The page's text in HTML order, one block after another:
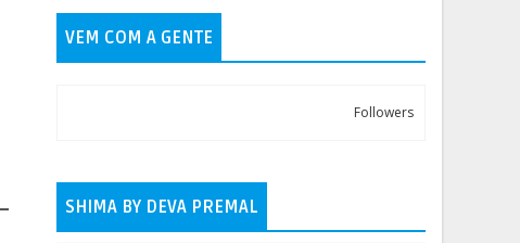
VEM COM A GENTE
Followers
SHIMA BY DEVA PREMAL